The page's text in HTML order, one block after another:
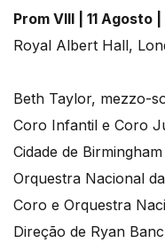
Prom VIII | 11 Agosto
Royal Albert Hall,
Beth Taylor, mezzo-
Coro Infantil e Coro
Cidade de Birmingham
Orquestra Nacional
Coro e Orquestra
Direção de Ryan